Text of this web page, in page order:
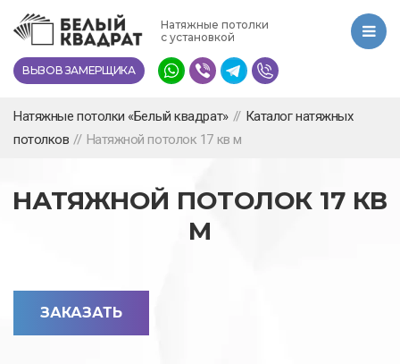
Перейти
основному
содержанию
Натяжные потолки
с установкой
ВЫЗОВ ЗАМЕРЩИКА
Натяжные потолки «Белый квадрат» // Каталог натяжных
потолков // Натяжной потолок 17 кв м
НАТЯЖНОЙ ПОТОЛОК 17 КВ
М
ЗАКАЗАТЬ